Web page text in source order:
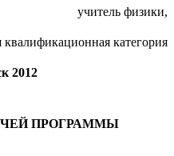
учитель физики,
категория
2012
ПРОГРАММЫ